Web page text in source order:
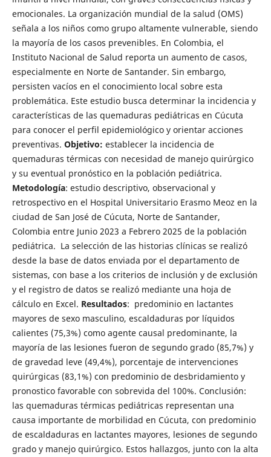
emocionales. La organización mundial de la salud (OMS)
señala a los niños como grupo altamente vulnerable, siendo
la mayoría de los casos prevenibles. En Colombia, el
Instituto Nacional de Salud reporta un aumento de casos,
especialmente en Norte de Santander. Sin embargo,
persisten vacíos en el conocimiento local sobre esta
problemática. Este estudio busca determinar la incidencia y
características de las quemaduras pediátricas en Cúcuta
para conocer el perfil epidemiológico y orientar acciones
preventivas. Objetivo: establecer la incidencia de
quemaduras térmicas con necesidad de manejo quirúrgico
y su eventual pronóstico en la población pediátrica.
Metodología: estudio descriptivo, observacional y
retrospectivo en el Hospital Universitario Erasmo Meoz en la
ciudad de San José de Cúcuta, Norte de Santander,
Colombia entre Junio 2023 a Febrero 2025 de la población
pediátrica. La selección de las historias clínicas se realizó
desde la base de datos enviada por el departamento de
sistemas, con base a los criterios de inclusión y de exclusión
y el registro de datos se realizó mediante una hoja de
cálculo en Excel. Resultados: predominio en lactantes
mayores de sexo masculino, escaldaduras por líquidos
calientes (75,3%) como agente causal predominante, la
mayoría de las lesiones fueron de segundo grado (85,7%) y
de gravedad leve (49,4%), porcentaje de intervenciones
quirúrgicas (83,1%) con predominio de desbridamiento y
pronostico favorable con sobrevida del 100%. Conclusión:
las quemaduras térmicas pediátricas representan una
causa importante de morbilidad en Cúcuta, con predominio
de escaldaduras en lactantes mayores, lesiones de segundo
grado y manejo quirúrgico. Estos hallazgos, junto con la alta